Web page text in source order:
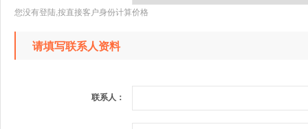
您没有登陆,按直接客户身份计算价格
请填写联系人资料
联系人：